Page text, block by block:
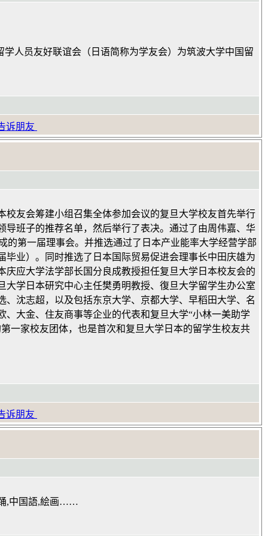
人员友好联谊会（日语简称为学友会）为筑波大学中国留
诉朋友
校友会筹建小组召集全体参加会议的复旦大学校友首先举行
班子的推荐名单，然后举行了表决。通过了由周伟嘉、华
的第一届理事会。并推选通过了日本产业能率大学经营学部
业）。同时推选了日本国际贸易促进会理事长中田庆雄为
应大学法学部长国分良成教授担任复旦大学日本校友会的
学日本研究中心主任樊勇明教授、復旦大学留学生办公室
沈志超，以及包括东京大学、京都大学、早稻田大学、名
大金、住友商事等企业的代表和复旦大学“小林一美助学
一家校友团体，也是首次和复旦大学日本的留学生校友共
诉朋友
踊,中国語,絵画……